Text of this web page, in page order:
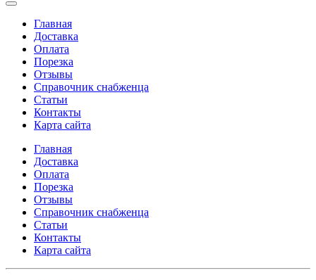
Главная
Доставка
Оплата
Порезка
Отзывы
Справочник снабженца
Статьи
Контакты
Карта сайта
Главная
Доставка
Оплата
Порезка
Отзывы
Справочник снабженца
Статьи
Контакты
Карта сайта